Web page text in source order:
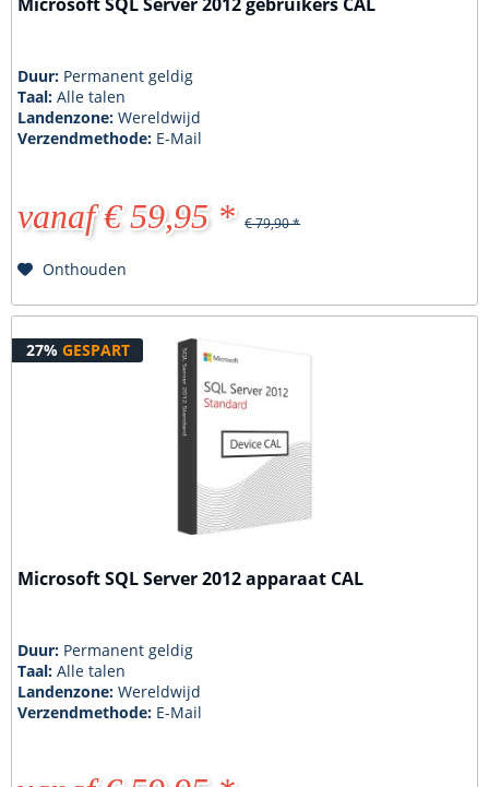
Duur: Permanent geldig
Taal:Alle talen
Landenzone:Wereldwijd
Verzendmethode: E-Mail
vanaf € 59,95 * € 79,90 *
Onthouden
27% GESPART
Microsoft SQL Server 2012 apparaat CAL
Duur: Permanent geldig
Taal:Alle talen
Landenzone:Wereldwijd
Verzendmethode: E-Mail